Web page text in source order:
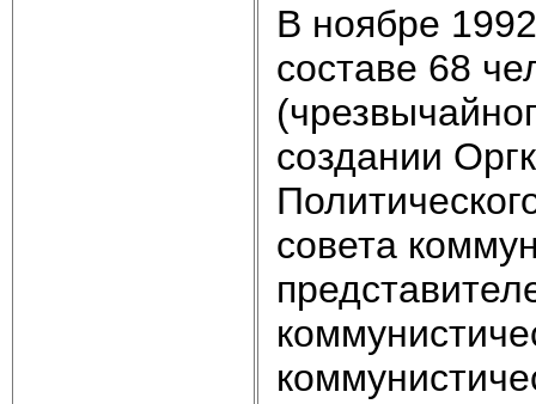
В ноябре
составе 68
создании
совета